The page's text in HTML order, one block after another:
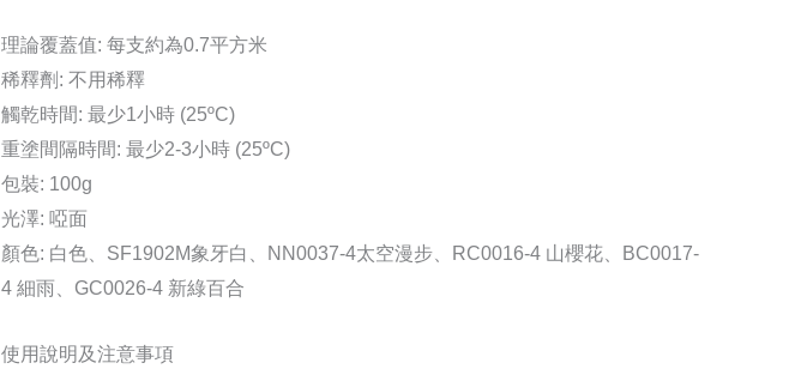
理論覆蓋值: 每支約為0.7平方米
稀釋劑: 不用稀釋
觸乾時間: 最少1小時 (25ºC)
重塗間隔時間: 最少2-3小時 (25ºC)
包裝: 100g
光澤: 啞面
顏色: 白色、SF1902M象牙白、NN0037-4太空漫步、RC0016-4 山櫻花、BC0017-
4 細雨、GC0026-4 新綠百合
使用說明及注意事項